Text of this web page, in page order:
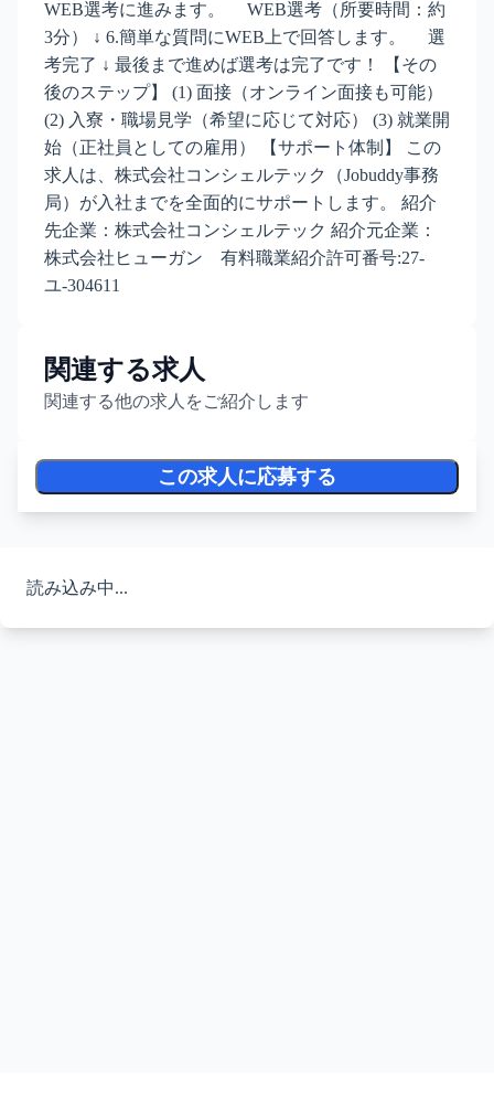
WEB選考に進みます。 WEB選考（所要時間：約
3分） ↓ 6.簡単な質問にWEB上で回答します。 選
考完了 ↓ 最後まで進めば選考は完了です！ 【その
後のステップ】 (1) 面接（オンライン面接も可能）
(2) 入寮・職場見学（希望に応じて対応） (3) 就業開
始（正社員としての雇用） 【サポート体制】 この
求人は、株式会社コンシェルテック（Jobuddy事務
局）が入社までを全面的にサポートします。 紹介
先企業：株式会社コンシェルテック 紹介元企業：
株式会社ヒューガン 有料職業紹介許可番号:27-
ユ-304611
関連する求人
関連する他の求人をご紹介します
この求人に応募する
読み込み中...